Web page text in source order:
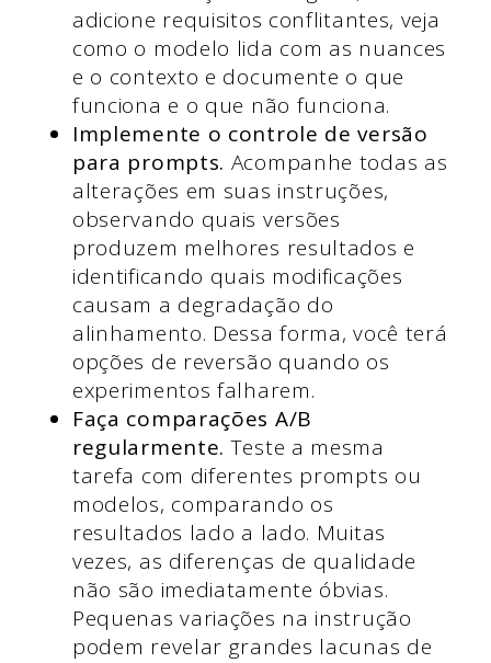
adicione requisitos conflitantes, veja
como o modelo lida com as nuances
e o contexto e documente o que
funciona e o que não funciona.
Implemente o controle de versão
para prompts. Acompanhe todas as
alterações em suas instruções,
observando quais versões
produzem melhores resultados e
identificando quais modificações
causam a degradação do
alinhamento. Dessa forma, você terá
opções de reversão quando os
experimentos falharem.
Faça comparações A/B
regularmente. Teste a mesma
tarefa com diferentes prompts ou
modelos, comparando os
resultados lado a lado. Muitas
vezes, as diferenças de qualidade
não são imediatamente óbvias.
Pequenas variações na instrução
podem revelar grandes lacunas de